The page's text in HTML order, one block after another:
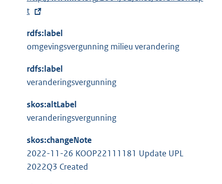
i
k
:
n
n
k
x
e
r
i
n
:
t
rdfs:label
omgevingsvergunning milieu verandering
rdfs:label
veranderingsvergunning
skos:altLabel
veranderingsvergunning
skos:changeNote
2022-11-26 KOOP22111181 Update UPL
2022Q3 Created